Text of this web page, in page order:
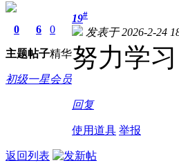
0
主题
6
帖子
0
精华
初级一星会员
19#
发表于 2026-2-24
努力学
回复
使用道具 举报
返回列表